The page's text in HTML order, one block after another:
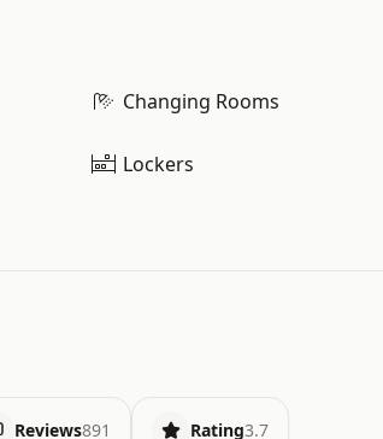
Changing Rooms
Lockers
Reviews891 Rating3.7